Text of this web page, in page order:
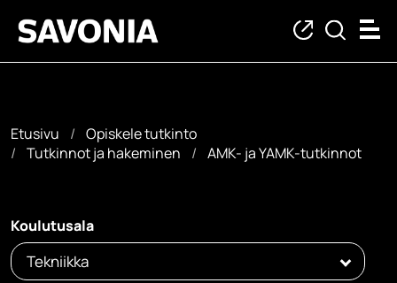
Etusivu
Opiskele tutkinto
Tutkinnot ja hakeminen
AMK- ja YAMK-tutkinnot
Koulutusala
Tekniikka